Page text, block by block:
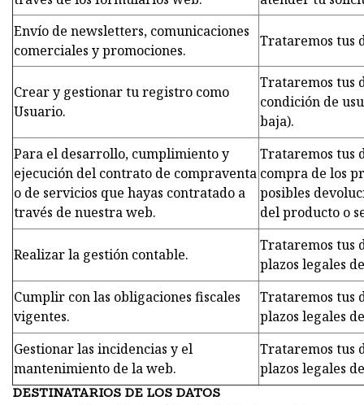
Envío de newsletters, comunicaciones
comerciales y promociones.
Trataremos tus
Crear y gestionar tu registro como
Usuario.
Trataremos tus
condición de
baja).
Para el desarrollo, cumplimiento y
ejecución del contrato de compraventa
o de servicios que hayas contratado a
través de nuestra web.
Trataremos tus
compra de los
posibles
del producto o
Realizar la gestión contable.
Trataremos tus
plazos legales
Cumplir con las obligaciones fiscales
vigentes.
Trataremos tus
plazos legales
Gestionar las incidencias y el
mantenimiento de la web.
Trataremos tus
plazos legales
DESTINATARIOS DE LOS DATOS